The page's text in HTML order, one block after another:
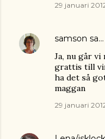
29 januari
samson sa…
Ja, nu går
grattis till
ha det så
maggan
29 januari